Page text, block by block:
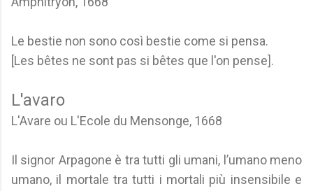
Le bestie non sono così bestie come si pensa.
[Les bêtes ne sont pas si bêtes que l'on pense].
L'avaro
L'Avare ou L'Ecole du Mensonge, 1668
Il signor Arpagone è tra tutti gli umani, l’umano meno
umano, il mortale tra tutti i mortali più insensibile e